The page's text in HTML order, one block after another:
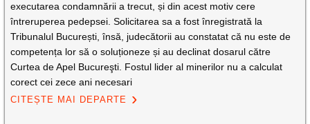
executarea condamnării a trecut, și din acest motiv cere
întreruperea pedepsei. Solicitarea sa a fost înregistrată la
Tribunalul București, însă, judecătorii au constatat că nu este de
competența lor să o soluționeze și au declinat dosarul către
Curtea de Apel Bucureşti. Fostul lider al minerilor nu a calculat
corect cei zece ani necesari
CITEȘTE MAI DEPARTE